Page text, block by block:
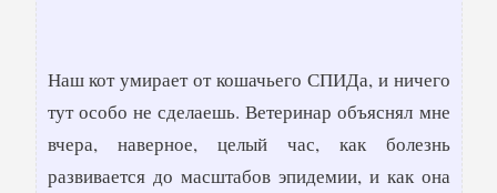
Наш кот умирает от кошачьего СПИДа, и ничего
тут особо не сделаешь. Ветеринар объяснял мне
вчера, наверное, целый час, как болезнь
развивается до масштабов эпидемии, и как она